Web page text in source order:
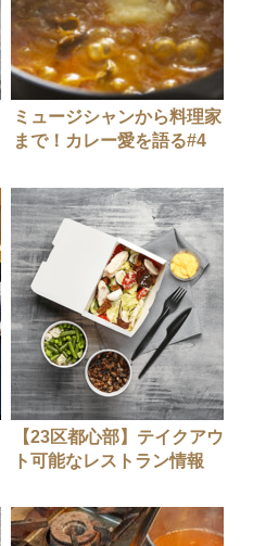
ミュージシャンから料理家
まで！カレー愛を語る#4
【23区都心部】テイクアウ
ト可能なレストラン情報